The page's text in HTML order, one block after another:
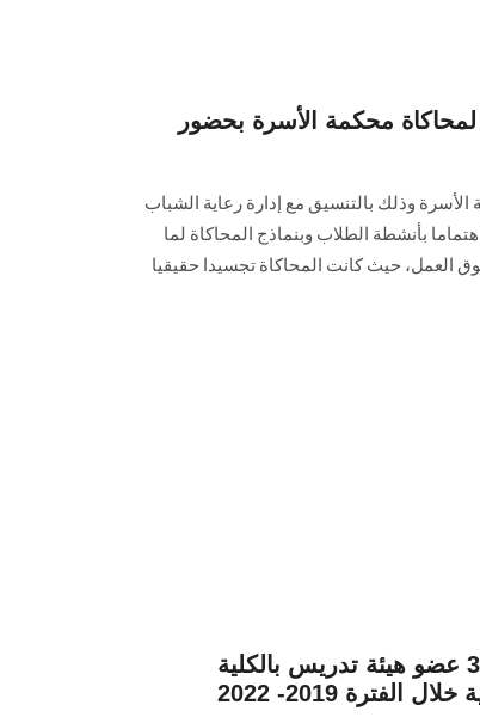
محكمة الأسرة بحضور
وذلك بالتنسيق مع إدارة رعاية الشباب
اهتماما بأنشطة الطلاب وبنماذج المحاكاة لما
العمل، حيث كانت المحاكاة تجسيدا حقيقيا
عميد ألسن عين شمس تكرم 32 عضو هيئة تدريس بالكلية
2019- 2022